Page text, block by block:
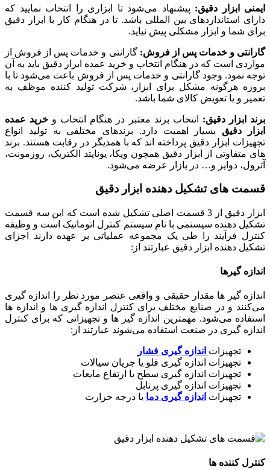
ایمنی ابزار دقیق: پیشنهاد می‌شود تا ابزاری را انتخاب نمایید که
دارای استانداردهای بین المللی باشد. تا در هنگام کار با ابزار دقیق
برای شما و ابزار مشکلی پیش نیاید.
گارانتی و خدمات پس از فروش: گارانتی و خدمات پس از فروش از
مواردی است که در هنگام انتخاب و خرید عمده ابزار دقیق باید به آن
توجه نمود. وجود گارانتی و خدمات پس از فروش باعث می‌شود تا با
بروزه هرگونه مشکل برای ابزار، شرکت تولید کننده موظف به
تعمیر و یا تعویض کالای شما باشد.
برند ابزار دقیق: انتخاب برند معتبر در هنگام انتخاب و خرید عمده
ابزار دقیق بسیار اهمیت دارد. برندهای مختلفی به تولید انواع
تجهیزات ابزار دقیق پرداخته اند که با همدیگر در رقابت هستند. برند
های متفاوتی از ابزار دقیق همچون ویکا، یونایتد الکتریک، روزمونت،
آترول، دوایر و… در بازار عرضه می‌شود.
قسمت های تشکیل دهنده ابزار دقیق
ابزار دقیق از 3 قسمت اصلی تشکیل شده است که این سه قسمت
تشکیل دهنده سیستمی با نام سیستم کنترل اتوماتیک است و وظیفه
کنترل فرآیند را طی یک مجموعه عملیاتی بر عهده دارند اجزای
تشکیل دهنده ابزار دقیق عبارتند از:
اندازه گیرها
اندازه گیر ها مقدار حقیقی و واقعی عنصر مورد نظر را اندازه گیری
می‌کنند و در صنایع مختلف برای کنترل اندازه گیری ها و اندازه ها
استفاده می‌شود. مهمترین اندازه گیر ها و تجهیزاتی که برای کنترل
اندازه گیری در صنعت استفاده می‌شوند عبارتند از:
تجهیزات اندازه گیری فشار
تجهیزات اندازه گیری فلو یا جریان سیالات
تجهیزات اندازه گیری سطح یا ارتفاع مایعات
تجهیزات اندازه گیری پرتابل
تجهیزات اندازه گیری دما یا درجه حرارت
کنترل کننده ها